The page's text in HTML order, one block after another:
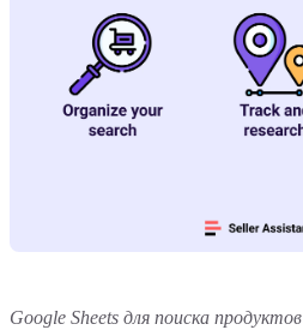
Google Sheets для поиска продуктов